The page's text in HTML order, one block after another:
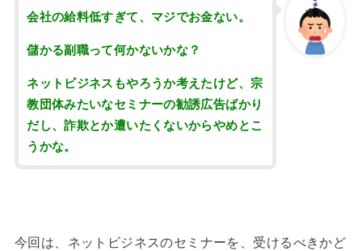
会社の給料低すぎて、マジでお金ない。
儲かる副職って何かないかな？
ネットビジネスもやろうか考えたけど、宗
教団体みたいなセミナーの勧誘広告ばかり
だし、詐欺とか遭いたくないからやめとこ
うかな。
今回は、ネットビジネスのセミナーを、受けるべきかど